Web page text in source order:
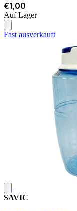
€1,00
Auf Lager
Fast ausverkauft
SAVIC